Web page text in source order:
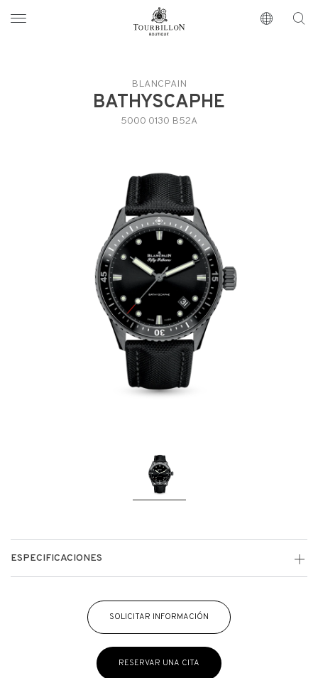
https://www.tourbillon.com/es
BLANCPAIN
BATHYSCAPHE
5000 0130 B52A
ESPECIFICACIONES
SOLICITAR INFORMACIÓN
RESERVAR UNA CITA